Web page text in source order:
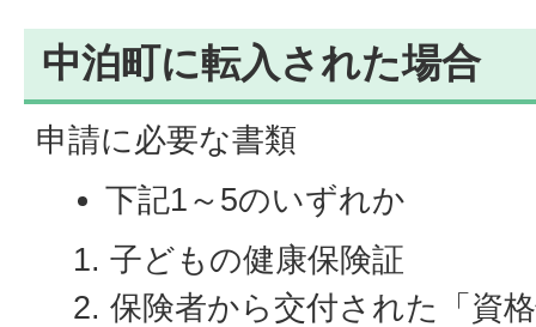
中泊町に転入された場合
申請に必要な書類
下記1～5のいずれか
子どもの健康保険証
保険者から交付された「資